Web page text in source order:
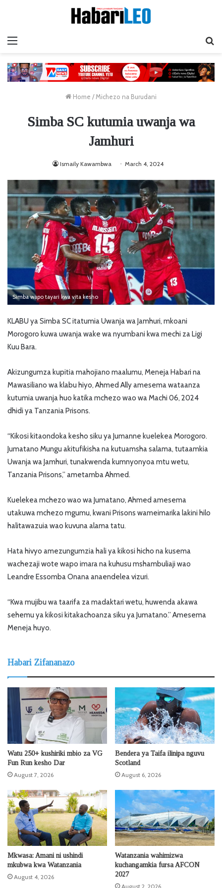
Home /Michezo na Burudani
Simba SC kutumia uwanja wa
Jamhuri
Ismaily Kawambwa March 4, 2024
Simba wapo tayari kwa vita kesho
KLABU ya Simba SC itatumia Uwanja wa Jamhuri, mkoani
Morogoro kuwa uwanja wake wa nyumbani kwa mechi za Ligi
Kuu Bara.
Akizungumza kupitia mahojiano maalumu, Meneja Habari na
Mawasiliano wa klabu hiyo, Ahmed Ally amesema wataanza
kutumia uwanja huo katika mchezo wao wa Machi 06, 2024
dhidi ya Tanzania Prisons.
“Kikosi kitaondoka kesho siku ya Jumanne kuelekea Morogoro.
Jumatano Mungu akitufikisha na kutuamsha salama, tutaamkia
Uwanja wa Jamhuri, tunakwenda kumnyonyoa mtu wetu,
Tanzania Prisons,” ametamba Ahmed.
Kuelekea mchezo wao wa Jumatano, Ahmed amesema
utakuwa mchezo mgumu, kwani Prisons wameimarika lakini hilo
halitawazuia wao kuvuna alama tatu.
Hata hivyo amezungumzia hali ya kikosi hicho na kusema
wachezaji wote wapo imara na kuhusu mshambuliaji wao
Leandre Essomba Onana anaendelea vizuri.
“Kwa mujibu wa taarifa za madaktari wetu, huwenda akawa
sehemu ya kikosi kitakachoanza siku ya Jumatano.” Amesema
Meneja huyo.
Habari Zifananazo
Watu 250+ kushiriki mbio za VG
Fun Run kesho Dar
August 7, 2026
Bendera ya Taifa ilinipa nguvu
Scotland
August 6, 2026
Mkwasa: Amani ni ushindi
mkubwa kwa Watanzania
August 4, 2026
Watanzania wahimizwa
kuchangamkia fursa AFCON
2027
August 2, 2026